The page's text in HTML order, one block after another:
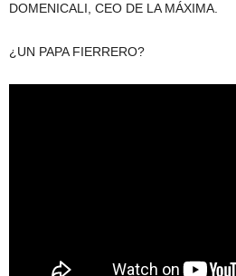
DOMENICALI, CEO DE LA MÁXIMA.
¿UN PAPA FIERRERO?